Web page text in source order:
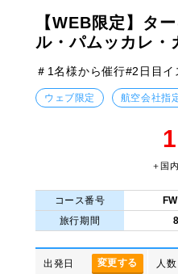
【WEB限定】タ
ル・パムッカレ・
＃1名様から催行#2日目
ウェブ限定 航空会社指
＋国
コース番号
旅行期間
変更する
出発日 人数